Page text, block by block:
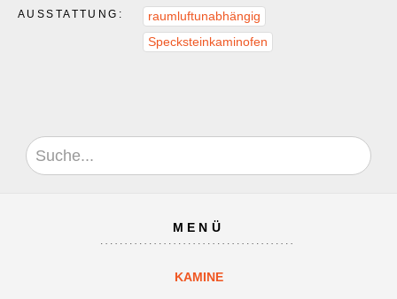
AUSSTATTUNG:
raumluftunabhängig
Specksteinkaminofen
MENÜ
KAMINE